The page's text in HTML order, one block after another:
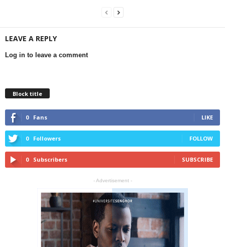
LEAVE A REPLY
Log in to leave a comment
Block title
0 Fans LIKE
0 Followers FOLLOW
0 Subscribers SUBSCRIBE
- Advertisement -